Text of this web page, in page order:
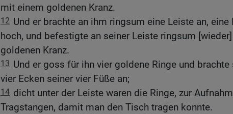
mit einem goldenen Kranz.
12 Und er brachte an ihm ringsum eine Leiste an, eine
hoch, und befestigte an seiner Leiste ringsum
goldenen Kranz.
13 Und er goss für ihn vier goldene Ringe und brachte
vier Ecken seiner vier Füße an;
14 dicht unter der Leiste waren die Ringe, zur
Tragstangen, damit man den Tisch tragen konnte.